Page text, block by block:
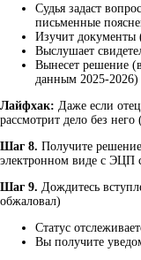
Судья задаст
письменные
Изучит документы
Выслушает
Вынесет решение
данным 2025-2026)
Лайфхак: Даже если
рассмотрит дело без него
Шаг 8. Получите
электронном виде с ЭЦП
Шаг 9. Дождитесь
обжаловал)
Статус
Вы получите